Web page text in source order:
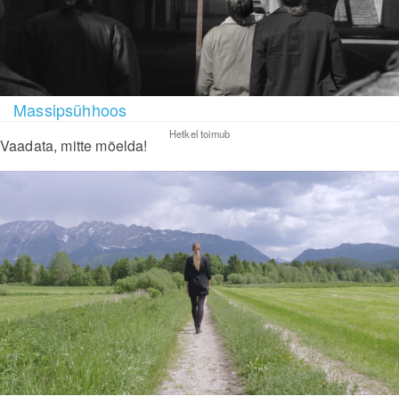
Massipsühhoos
Hetkel toimub
Vaadata, mitte mõelda!